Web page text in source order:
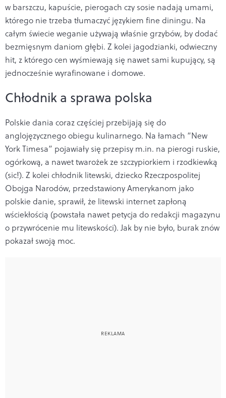
w barszczu, kapuście, pierogach czy sosie nadają umami,
którego nie trzeba tłumaczyć językiem fine diningu. Na
całym świecie weganie używają właśnie grzybów, by dodać
bezmięsnym daniom głębi. Z kolei jagodzianki, odwieczny
hit, z którego cen wyśmiewają się nawet sami kupujący, są
jednocześnie wyrafinowane i domowe.
Chłodnik a sprawa polska
Polskie dania coraz częściej przebijają się do
anglojęzycznego obiegu kulinarnego. Na łamach “New
York Timesa” pojawiały się przepisy m.in. na pierogi ruskie,
ogórkową, a nawet twarożek ze szczypiorkiem i rzodkiewką
(sic!). Z kolei chłodnik litewski, dziecko Rzeczpospolitej
Obojga Narodów, przedstawiony Amerykanom jako
polskie danie, sprawił, że litewski internet zapłoną
wściekłością (powstała nawet petycja do redakcji magazynu
o przywrócenie mu litewskości). Jak by nie było, burak znów
pokazał swoją moc.